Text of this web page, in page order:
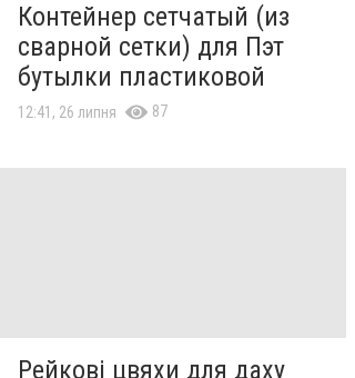
Контейнер сетчатый (из
сварной сетки) для Пэт
бутылки пластиковой
12:41, 26 липня 87
Рейкові цвяхи для даху